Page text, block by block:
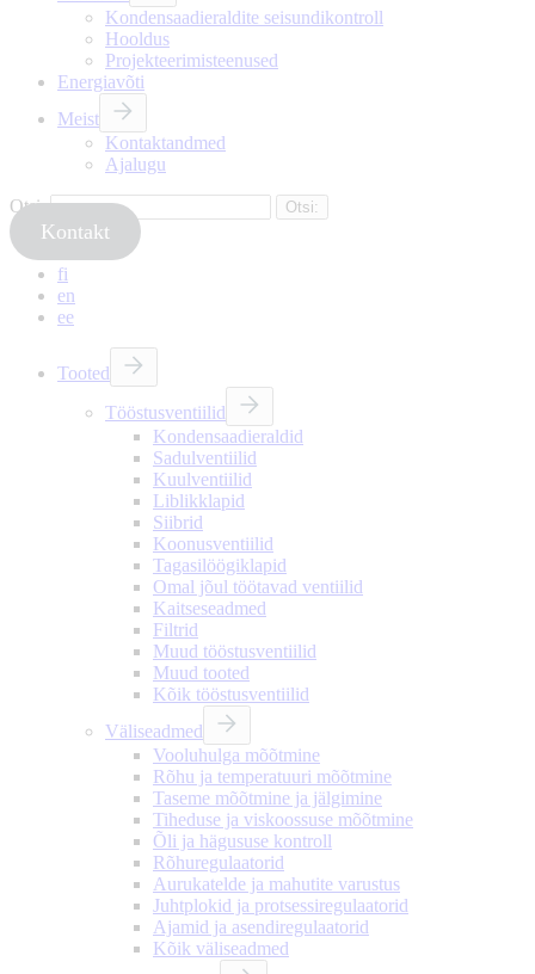
Kondensaadieraldite seisundikontroll
Hooldus
Projekteerimisteenused
Energiavõti
Meist
Kontaktandmed
Ajalugu
Otsi:
Kontakt
fi
en
ee
Tooted
Tööstusventiilid
Kondensaadieraldid
Sadulventiilid
Kuulventiilid
Liblikklapid
Siibrid
Koonusventiilid
Tagasilöögiklapid
Omal jõul töötavad ventiilid
Kaitseseadmed
Filtrid
Muud tööstusventiilid
Muud tooted
Kõik tööstusventiilid
Väliseadmed
Vooluhulga mõõtmine
Rõhu ja temperatuuri mõõtmine
Taseme mõõtmine ja jälgimine
Tiheduse ja viskoossuse mõõtmine
Õli ja hägususe kontroll
Rõhuregulaatorid
Aurukatelde ja mahutite varustus
Juhtplokid ja protsessiregulaatorid
Ajamid ja asendiregulaatorid
Kõik väliseadmed